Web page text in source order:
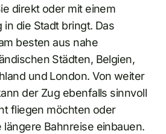
direkt oder mit einem
die Stadt bringt. Das
besten aus nahe
Städten, Belgien,
und London. Von weiter
der Zug ebenfalls sinnvoll
fliegen möchten oder
längere Bahnreise einbauen.